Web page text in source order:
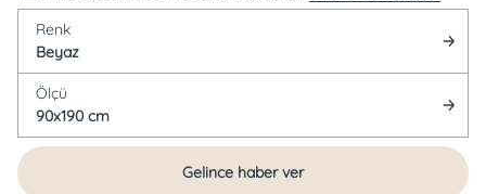
Renk
Beyaz
Ölçü
90x190 cm
Gelince haber ver